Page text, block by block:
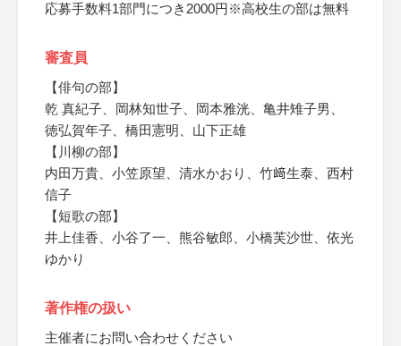
応募手数料1部門につき2000円※高校生の部は無料
審査員
【俳句の部】
乾 真紀子、岡林知世子、岡本雅洸、亀井雉子男、
徳弘賀年子、橋田憲明、山下正雄
【川柳の部】
内田万貴、小笠原望、清水かおり、竹﨑生泰、西村
信子
【短歌の部】
井上佳香、小谷了一、熊谷敏郎、小橋芙沙世、依光
ゆかり
著作権の扱い
主催者にお問い合わせください